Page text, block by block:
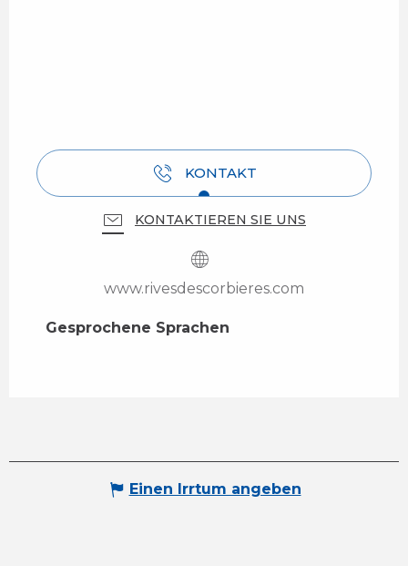
KONTAKT
KONTAKTIEREN SIE UNS
www.rivesdescorbieres.com
Gesprochene Sprachen
Gesprochene Sprachen
Einen Irrtum angeben